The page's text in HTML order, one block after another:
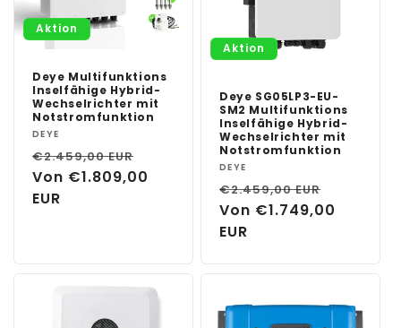
Aktion
Deye Multifunktions
Inselfähige Hybrid-
Wechselrichter mit
Notstromfunktion
Anbieter:
DEYE
Normaler
Preis
€2.459,00 EUR
Verkaufspreis
Von €1.809,00
EUR
Aktion
Deye SG05LP3-EU-
SM2 Multifunktions
Inselfähige Hybrid-
Wechselrichter mit
Notstromfunktion
Anbieter:
DEYE
Normaler
Preis
€2.459,00 EUR
Von €1.749,00
EUR